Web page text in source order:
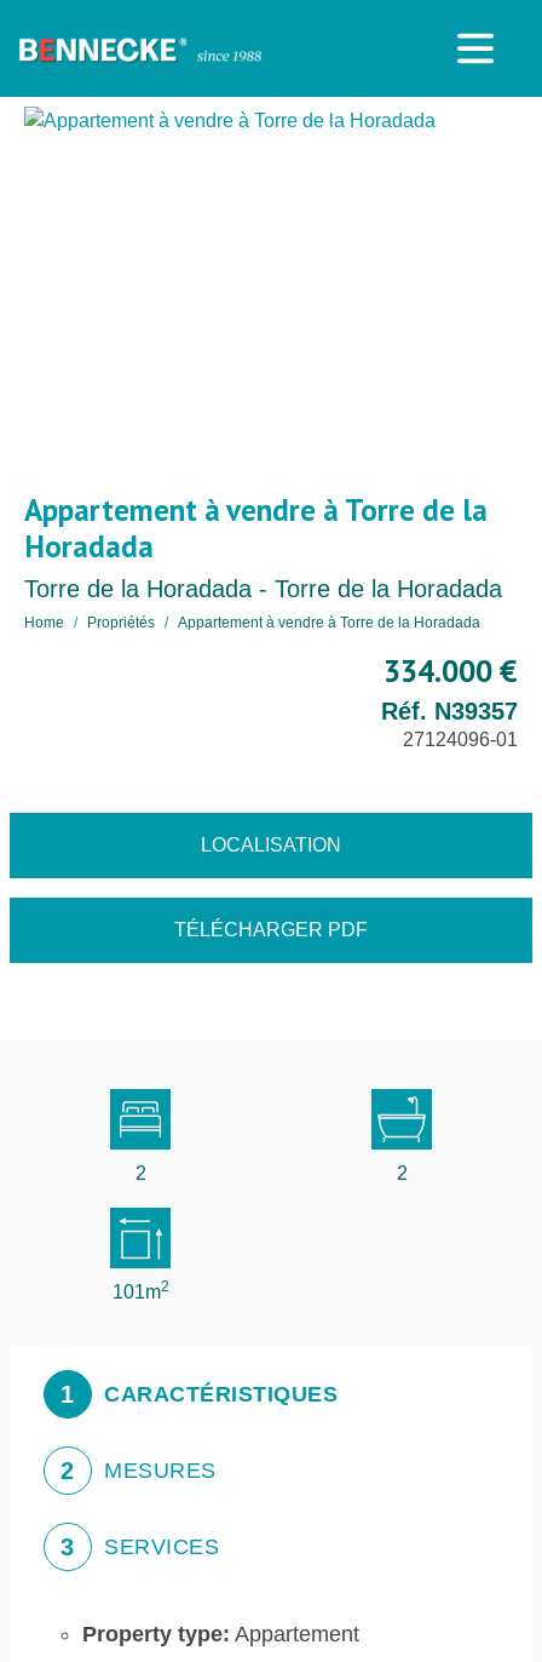
Appartement à vendre à Torre de la
Horadada
Torre de la Horadada - Torre de la Horadada
Home Propriétés Appartement à vendre à Torre de la Horadada
334.000 €
Réf. N39357
27124096-01
LOCALISATION
TÉLÉCHARGER PDF
2 2
101m2
1 CARACTÉRISTIQUES
2 MESURES
3 SERVICES
Property type: Appartement